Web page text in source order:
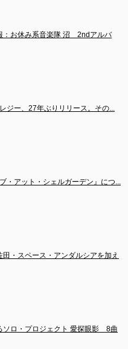
：お休み系音楽隊 沼　2ndアルバ
ジー、27年ぶりリリース。その...
・アット・シェルガーデン』につ...
田・スペース・アンダルシアを加え
ソロ・プロジェクト 愛探眼影　8曲